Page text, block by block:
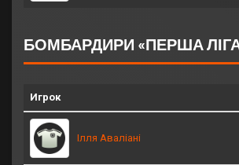
БОМБАРДИРИ «ПЕРША
Игрок
Ілля Аваліані